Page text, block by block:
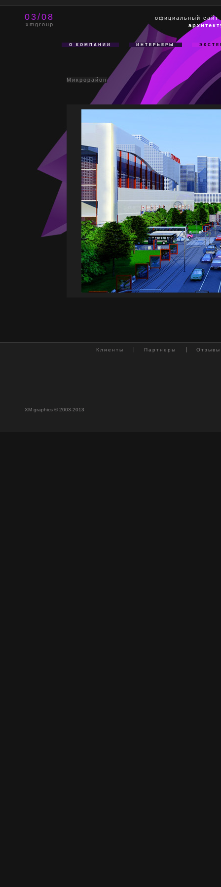
03/08
xmgroup
официальный сайт
О КОМПАНИИ ИНТЕРЬЕРЫ
Микрорайон
Клиенты Партнеры Отзывы
XM graphics © 2003-2013